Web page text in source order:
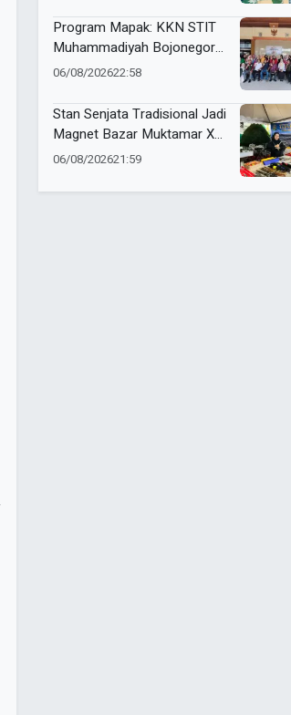
Program Mapak: KKN STIT
Muhammadiyah Bojonegoro
Gelar Sosialisasi Pengolahan
06/08/202622:58
Stan Senjata Tradisional Jadi
Magnet Bazar Muktamar XVI
Tapak Suci Sedunia
06/08/202621:59